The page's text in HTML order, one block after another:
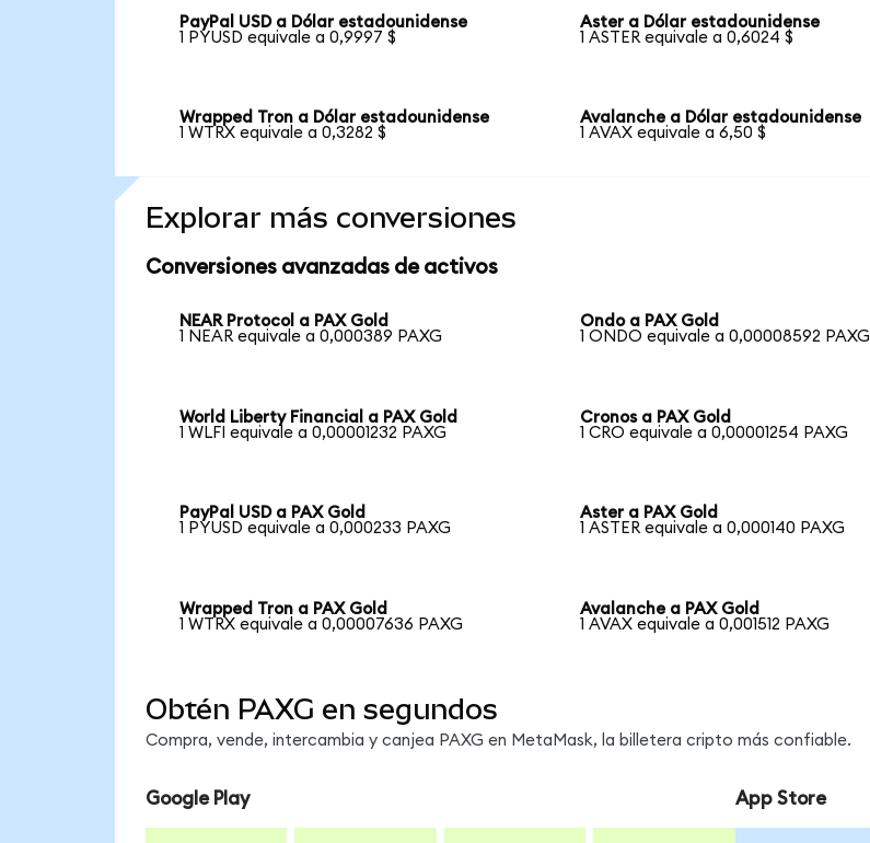
PayPal USD a Dólar estadounidense
1 PYUSD equivale a 0,9997 $
Aster a Dólar estadounidense
1 ASTER equivale a 0,6024 $
Wrapped Tron a Dólar estadounidense
1 WTRX equivale a 0,3282 $
Avalanche a Dólar estadounidense
1 AVAX equivale a 6,50 $
Explorar más conversiones
Conversiones avanzadas de activos
NEAR Protocol a PAX Gold
1 NEAR equivale a 0,000389 PAXG
Ondo a PAX Gold
1 ONDO equivale a 0,00008592 PAXG
World Liberty Financial a PAX Gold
1 WLFI equivale a 0,00001232 PAXG
Cronos a PAX Gold
1 CRO equivale a 0,00001254 PAXG
PayPal USD a PAX Gold
1 PYUSD equivale a 0,000233 PAXG
Aster a PAX Gold
1 ASTER equivale a 0,000140 PAXG
Wrapped Tron a PAX Gold
1 WTRX equivale a 0,00007636 PAXG
Avalanche a PAX Gold
1 AVAX equivale a 0,001512 PAXG
Obtén PAXG en segundos
Compra, vende, intercambia y canjea PAXG en MetaMask, la billetera cripto más confiable.
Google Play App Store